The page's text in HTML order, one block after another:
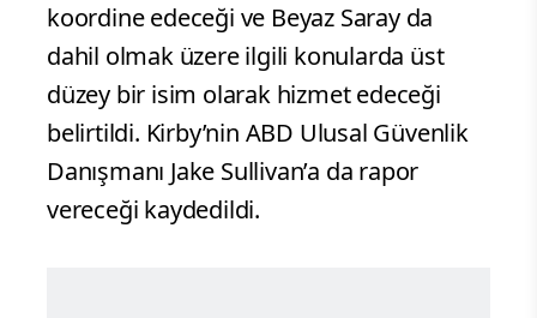
koordine edeceği ve Beyaz Saray da
dahil olmak üzere ilgili konularda üst
düzey bir isim olarak hizmet edeceği
belirtildi. Kirby’nin ABD Ulusal Güvenlik
Danışmanı Jake Sullivan’a da rapor
vereceği kaydedildi.